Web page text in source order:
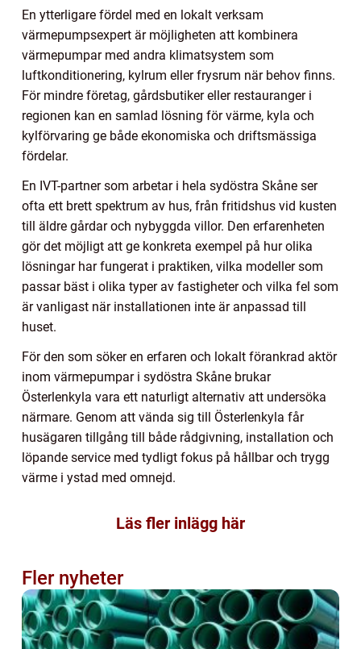
En ytterligare fördel med en lokalt verksam
värmepumpsexpert är möjligheten att kombinera
värmepumpar med andra klimatsystem som
luftkonditionering, kylrum eller frysrum när behov finns.
För mindre företag, gårdsbutiker eller restauranger i
regionen kan en samlad lösning för värme, kyla och
kylförvaring ge både ekonomiska och driftsmässiga
fördelar.
En IVT-partner som arbetar i hela sydöstra Skåne ser
ofta ett brett spektrum av hus, från fritidshus vid kusten
till äldre gårdar och nybyggda villor. Den erfarenheten
gör det möjligt att ge konkreta exempel på hur olika
lösningar har fungerat i praktiken, vilka modeller som
passar bäst i olika typer av fastigheter och vilka fel som
är vanligast när installationen inte är anpassad till
huset.
För den som söker en erfaren och lokalt förankrad aktör
inom värmepumpar i sydöstra Skåne brukar
Österlenkyla vara ett naturligt alternativ att undersöka
närmare. Genom att vända sig till Österlenkyla får
husägaren tillgång till både rådgivning, installation och
löpande service med tydligt fokus på hållbar och trygg
värme i ystad med omnejd.
Läs fler inlägg här
Fler nyheter